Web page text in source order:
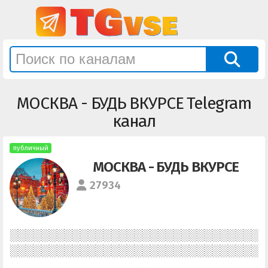
МОСКВА - БУДЬ ВКУРСЕ Telegram
канал
публичный
МОСКВА - БУДЬ ВКУРСЕ
27934